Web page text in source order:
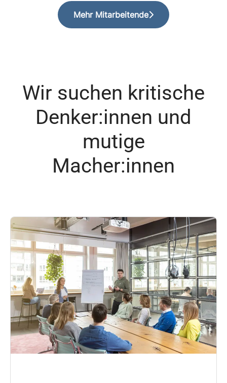
Mehr Mitarbeitende
Wir suchen kritische
Denker:innen und
mutige
Macher:innen